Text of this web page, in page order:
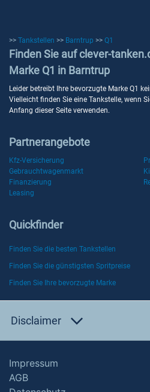
>> Tankstellen >> Barntrup >> Q1
Finden Sie auf clever-
Marke Q1 in Barntrup
Leider betreibt Ihre bevorzugte Marke Q1
Vielleicht finden Sie eine Tankstelle, wenn
Anfang dieser Seite verwenden.
Partnerangebote
Kfz-Versicherung
Gebrauchtwagenmarkt
Finanzierung
Leasing
Quickfinder
Finden Sie die besten Tankstellen
Finden Sie die günstigsten Spritpreise
Finden Sie Ihre bevorzugte Marke
Disclaimer
Impressum
AGB